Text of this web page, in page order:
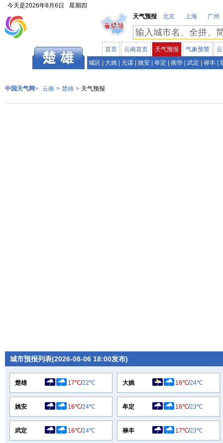
今天是2026年8月6日
星期四
天气预报
北京 上海 广州
首页 云南首页 天气预报 气象预警
城区
大姚 元谋 姚安 牟定 南华 武定 禄丰
中国天气网> 云南 > 楚雄 > 天气预报
城市预报列表(2026-08-06 18:00发布)
楚雄 17℃/22℃ 大姚 16℃/24℃
姚安 16℃/24℃ 牟定 16℃/23℃
武定 16℃/24℃ 禄丰 17℃/23℃